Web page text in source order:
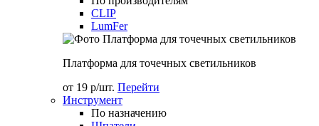
CLIP
LumFer
Платформа для точечных светильников
от 19 р/шт. Перейти
Инструмент
По назначению